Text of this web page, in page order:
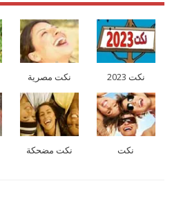
نكت 2023 نكت مصرية
نكت نكت مضحكة